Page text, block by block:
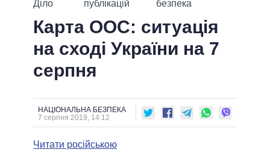
ПОДІЇ
СТАТТІ
ДУМКИ
ДАЙДЖЕСТИ
ЕКОНОМІКА
СУСПІЛЬСТВО
ОБIЦЯНКИ
ПОЛIТИКИ
УСІ ПОЛІТИКИ
ВЕРХОВНА РАДА
КАБІНЕТ МІНІСТРІВ
ГОЛОВИ ОБЛАДМІНІСТРАЦІЙ
ВІДЕО
ПІДТРИМАТИ
ПОРІВНЯННЯ ПОЛІТИКІВ
Діло
публікацій
безпека
Карта ООС: ситуація
на сході України на 7
серпня
НАЦІОНАЛЬНА БЕЗПЕКА
7 серпня 2019, 14:12
Читати російською